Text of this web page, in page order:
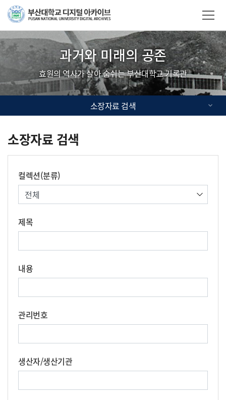
Skip Menu
과거와 미래의 공존
효원의 역사가 살아 숨쉬는 부산대학교 기록관
소장자료 검색
소장자료 검색
컬렉션(분류)
제목
내용
관리번호
생산자/생산기관